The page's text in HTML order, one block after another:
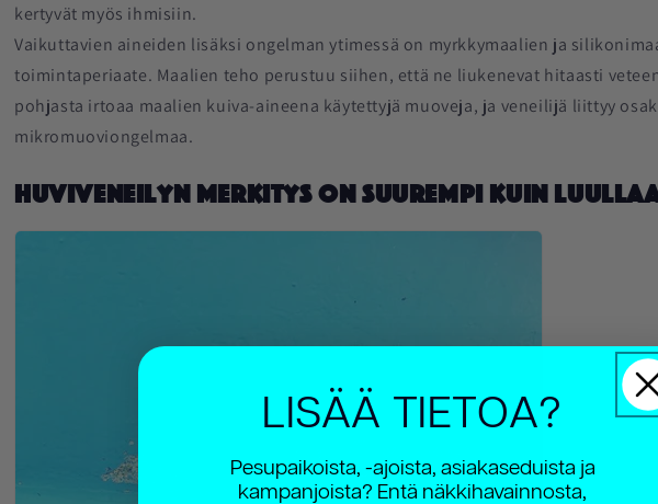
kertyvät myös ihmisiin.
Vaikuttavien aineiden lisäksi ongelman ytimessä on myrkkymaalien ja
toimintaperiaate. Maalien teho perustuu siihen, että ne liukenevat hitaasti
pohjasta irtoaa maalien kuiva-aineena käytettyjä muoveja, ja veneilijä liittyy
mikromuoviongelmaa.
Huviveneilyn merkitys on suurempi kuin
LISÄÄ TIETOA?
Pesupaikoista, -ajoista, asiakaseduista ja
kampanjoista? Entä näkkihavainnosta,